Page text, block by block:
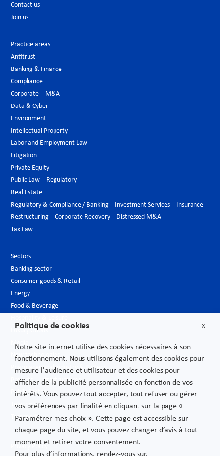
Contact us
Join us
Practice areas
Antitrust
Banking & Finance
Compliance
Corporate – M&A
Data & Cyber
Environment
Intellectual Property
Labor and Employment Law
Litigation
Private Equity
Public Law – Regulatory
Real Estate
Regulatory & Compliance / Banking – Investment Services – Insurance
Restructuring – Corporate Recovery – Distressed M&A
Tax Law
Sectors
Banking sector
Consumer goods & Retail
Energy
Food & Beverage
Luxury Goods
Media
New technologies
Pharmaceutical industry & Biotech
Projects – Infrastructures
Public Sector
Telecoms
Transport
Privacy Policy
X
Politique de cookies
Notre site internet utilise des cookies nécessaires à son
fonctionnement. Nous utilisons également des cookies pour
mesure l'audience et utilisateur et des cookies pour
afficher de la publicité personnalisée en fonction de vos
intérêts. Vous pouvez tout accepter, tout refuser ou gérer
vos préférences par finalité en cliquant sur la page «
Paramétrer mes choix ». Cette page est accessible sur
chaque page du site, et vous pouvez changer d’avis à tout
moment et retirer votre consentement.
Pour plus d’informations, rendez-vous sur.